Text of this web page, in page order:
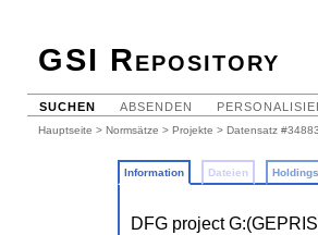
GSI Repository
SUCHEN ABSENDEN
Hauptseite > Normsätze > Projekte > Datensatz
Information Dateien Holdings
DFG project